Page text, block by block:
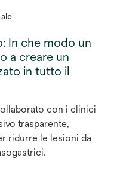
In che modo un
a creare un
in tutto il
con i clinici
trasparente,
ridurre le lesioni da